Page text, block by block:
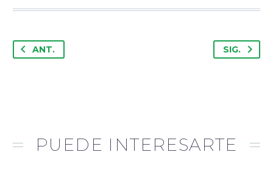
ANT. SIG.
PUEDE INTERESARTE